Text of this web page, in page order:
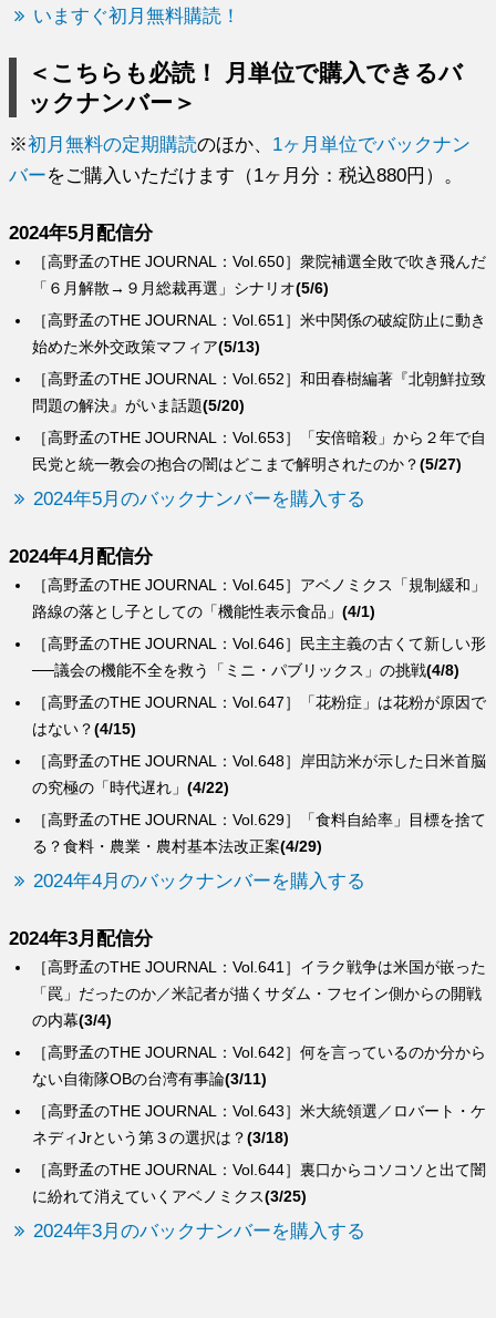
いますぐ初月無料購読！
＜こちらも必読！ 月単位で購入できるバ
ックナンバー＞
※初月無料の定期購読のほか、 1ヶ月単位でバックナン
バーをご購入いただけます（1ヶ月分：税込880円）。
2024年5月配信分
［高野孟のTHE JOURNAL：Vol.653］「安倍暗殺」から２年で自
民党と統一教会の抱合の闇はどこまで解明されたのか？(5/27)
［高野孟のTHE JOURNAL：Vol.652］和田春樹編著『北朝鮮拉致
問題の解決』がいま話題(5/20)
［高野孟のTHE JOURNAL：Vol.651］米中関係の破綻防止に動き
始めた米外交政策マフィア(5/13)
［高野孟のTHE JOURNAL：Vol.650］衆院補選全敗で吹き飛んだ
「６月解散→９月総裁再選」シナリオ(5/6)
2024年5月のバックナンバーを購入する
2024年4月配信分
［高野孟のTHE JOURNAL：Vol.629］「食料自給率」目標を捨て
る？食料・農業・農村基本法改正案(4/29)
［高野孟のTHE JOURNAL：Vol.648］岸田訪米が示した日米首脳
の究極の「時代遅れ」(4/22)
［高野孟のTHE JOURNAL：Vol.647］「花粉症」は花粉が原因で
はない？(4/15)
［高野孟のTHE JOURNAL：Vol.646］民主主義の古くて新しい形
──議会の機能不全を救う「ミニ・パブリックス」の挑戦(4/8)
［高野孟のTHE JOURNAL：Vol.645］アベノミクス「規制緩和」
路線の落とし子としての「機能性表示食品」(4/1)
2024年4月のバックナンバーを購入する
2024年3月配信分
［高野孟のTHE JOURNAL：Vol.644］裏口からコソコソと出て闇
に紛れて消えていくアベノミクス(3/25)
［高野孟のTHE JOURNAL：Vol.643］米大統領選／ロバート・ケ
ネディJrという第３の選択は？(3/18)
［高野孟のTHE JOURNAL：Vol.642］何を言っているのか分から
ない自衛隊OBの台湾有事論(3/11)
［高野孟のTHE JOURNAL：Vol.641］イラク戦争は米国が嵌った
「罠」だったのか／米記者が描くサダム・フセイン側からの開戦
の内幕(3/4)
2024年3月のバックナンバーを購入する